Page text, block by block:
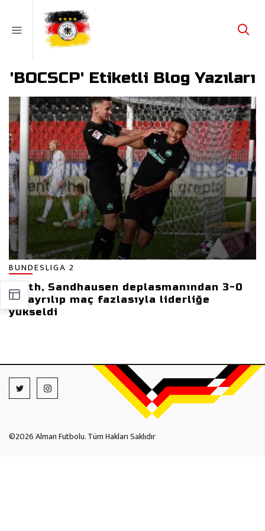
'BOCSCP' Etiketli Blog Yazıları
BUNDESLIGA 2
Fürth, Sandhausen deplasmanından 3-0
ile ayrılıp maç fazlasıyla liderliğe
yükseldi
©2026 Alman Futbolu. Tüm Hakları Saklıdır